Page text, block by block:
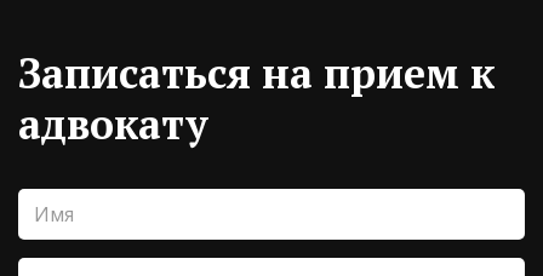
Записаться на прием к
адвокату